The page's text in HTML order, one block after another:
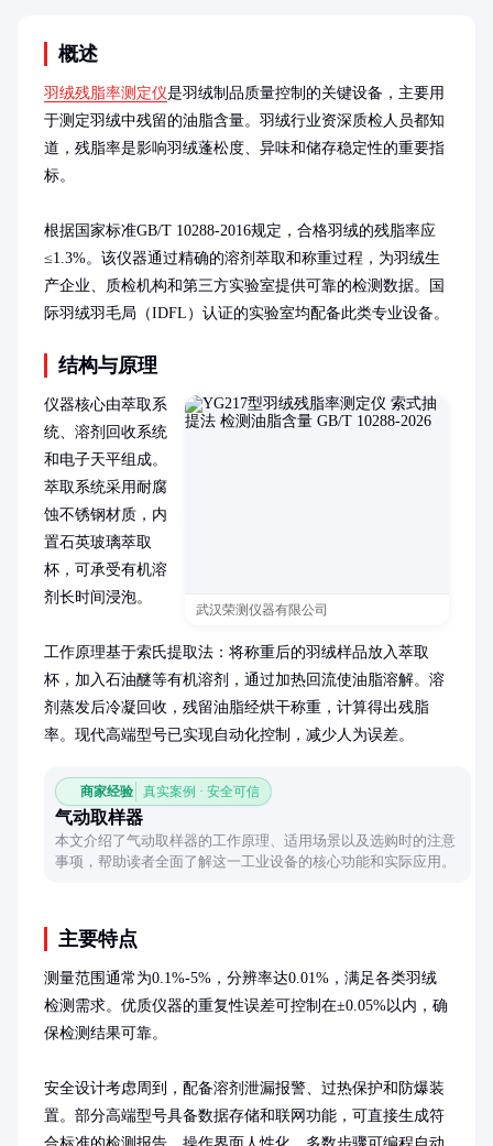
概述
羽绒残脂率测定仪是羽绒制品质量控制的关键设备，主要用
于测定羽绒中残留的油脂含量。羽绒行业资深质检人员都知
道，残脂率是影响羽绒蓬松度、异味和储存稳定性的重要指
标。
根据国家标准GB/T 10288-2016规定，合格羽绒的残脂率应
≤1.3%。该仪器通过精确的溶剂萃取和称重过程，为羽绒生
产企业、质检机构和第三方实验室提供可靠的检测数据。国
际羽绒羽毛局（IDFL）认证的实验室均配备此类专业设备。
结构与原理
武汉荣测仪器有限公司
仪器核心由萃取系
统、溶剂回收系统
和电子天平组成。
萃取系统采用耐腐
蚀不锈钢材质，内
置石英玻璃萃取
杯，可承受有机溶
剂长时间浸泡。
工作原理基于索氏提取法：将称重后的羽绒样品放入萃取
杯，加入石油醚等有机溶剂，通过加热回流使油脂溶解。溶
剂蒸发后冷凝回收，残留油脂经烘干称重，计算得出残脂
率。现代高端型号已实现自动化控制，减少人为误差。
商家经验 真实案例 · 安全可信
气动取样器
本文介绍了气动取样器的工作原理、适用场景以及选购时的注意
事项，帮助读者全面了解这一工业设备的核心功能和实际应用。
主要特点
测量范围通常为0.1%-5%，分辨率达0.01%，满足各类羽绒
检测需求。优质仪器的重复性误差可控制在±0.05%以内，确
保检测结果可靠。
安全设计考虑周到，配备溶剂泄漏报警、过热保护和防爆装
置。部分高端型号具备数据存储和联网功能，可直接生成符